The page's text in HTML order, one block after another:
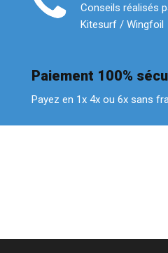
Conseils réalisés
Kitesurf / Wingfoil
Paiement 100%
Payez en 1x 4x ou 6x sans